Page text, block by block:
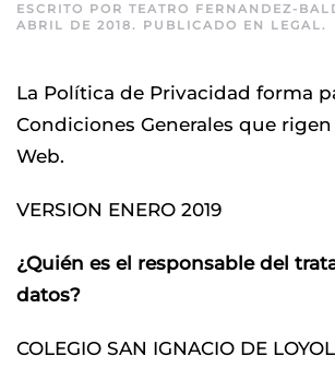
ESCRITO POR TEATRO FERNANDEZ-
ABRIL DE 2018. PUBLICADO EN LEGAL.
La Política de Privacidad forma
Condiciones Generales que
Web.
VERSION ENERO 2019
¿Quién es el responsable del
datos?
COLEGIO SAN IGNACIO DE